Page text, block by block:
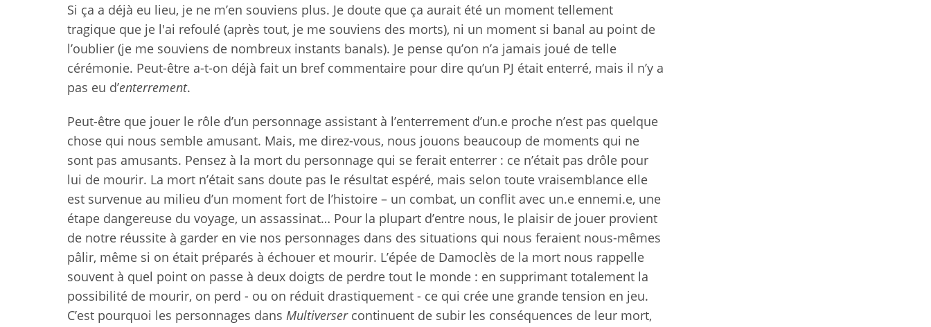
Si ça a déjà eu lieu, je ne m’en souviens plus. Je doute que ça aurait été un moment tellement
tragique que je l'ai refoulé (après tout, je me souviens des morts), ni un moment si banal au point de
l’oublier (je me souviens de nombreux instants banals). Je pense qu’on n’a jamais joué de telle
cérémonie. Peut-être a-t-on déjà fait un bref commentaire pour dire qu’un PJ était enterré, mais il n’y a
pas eu d’enterrement.
Peut-être que jouer le rôle d’un personnage assistant à l’enterrement d’un.e proche n’est pas quelque
chose qui nous semble amusant. Mais, me direz-vous, nous jouons beaucoup de moments qui ne
sont pas amusants. Pensez à la mort du personnage qui se ferait enterrer : ce n’était pas drôle pour
lui de mourir. La mort n’était sans doute pas le résultat espéré, mais selon toute vraisemblance elle
est survenue au milieu d’un moment fort de l’histoire – un combat, un conflit avec un.e ennemi.e, une
étape dangereuse du voyage, un assassinat… Pour la plupart d’entre nous, le plaisir de jouer provient
de notre réussite à garder en vie nos personnages dans des situations qui nous feraient nous-mêmes
pâlir, même si on était préparés à échouer et mourir. L’épée de Damoclès de la mort nous rappelle
souvent à quel point on passe à deux doigts de perdre tout le monde : en supprimant totalement la
possibilité de mourir, on perd - ou on réduit drastiquement - ce qui crée une grande tension en jeu.
C’est pourquoi les personnages dans Multiversercontinuent de subir les conséquences de leur mort,